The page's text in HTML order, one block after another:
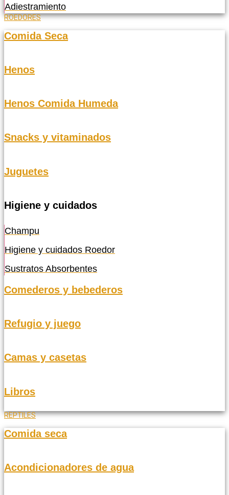
Adiestramiento
ROEDORES
Comida Seca
Henos
Henos Comida Humeda
Snacks y vitaminados
Juguetes
Higiene y cuidados
Champu
Higiene y cuidados Roedor
Sustratos Absorbentes
Comederos y bebederos
Refugio y juego
Camas y casetas
Libros
REPTILES
Comida seca
Acondicionadores de agua